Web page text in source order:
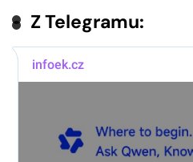
Z Telegramu: